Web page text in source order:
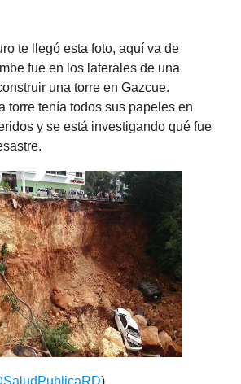
te llegó esta foto, aquí va de
fue en los laterales de una
una torre en Gazcue.
torre tenía todos sus papeles en
y se está investigando qué fue
)